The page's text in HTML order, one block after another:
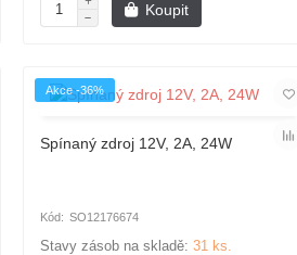
Koupit
Akce -36%
Spínaný zdroj 12V, 2A, 24W
SO12176674
Stavy zásob na skladě: 31 ks.